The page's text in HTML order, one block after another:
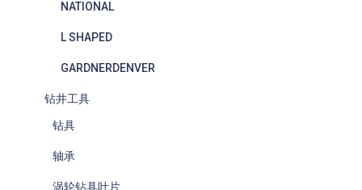
NATIONAL
L SHAPED
GARDNERDENVER
钻井工具
钻具
轴承
涡轮钻具叶片